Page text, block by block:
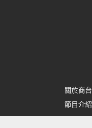
關於商台
節目介紹